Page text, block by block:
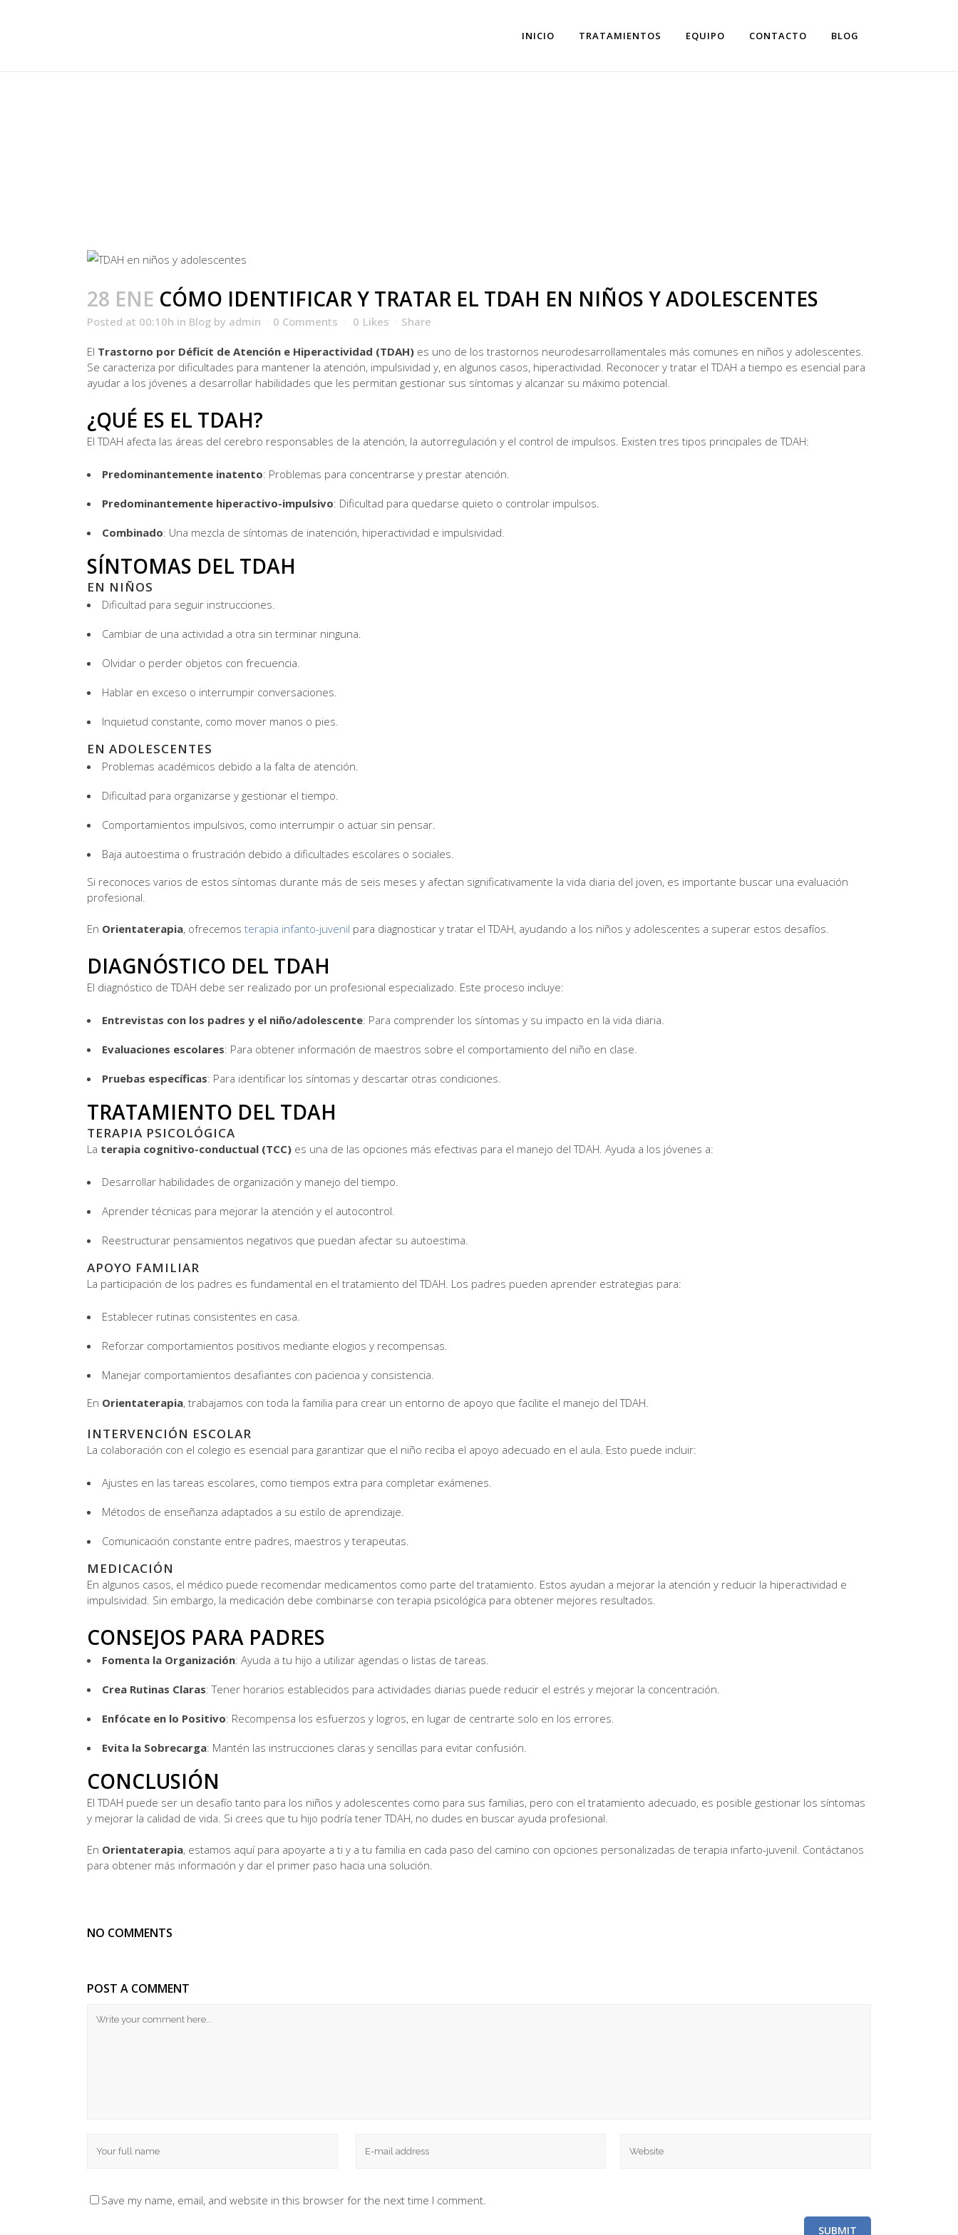
INICIO TRATAMIENTOS EQUIPO CONTACTO BLOG
28 ENE CÓMO IDENTIFICAR Y TRATAR EL TDAH EN NIÑOS Y ADOLESCENTES
Posted at 00:10h in Blog by admin 0 Comments 0 Likes Share
El Trastorno por Déficit de Atención e Hiperactividad (TDAH) es uno de los trastornos neurodesarrollamentales más comunes en niños y adolescentes.
Se caracteriza por dificultades para mantener la atención, impulsividad y, en algunos casos, hiperactividad. Reconocer y tratar el TDAH a tiempo es esencial para
ayudar a los jóvenes a desarrollar habilidades que les permitan gestionar sus síntomas y alcanzar su máximo potencial.
¿QUÉ ES EL TDAH?
El TDAH afecta las áreas del cerebro responsables de la atención, la autorregulación y el control de impulsos. Existen tres tipos principales de TDAH:
Predominantemente inatento: Problemas para concentrarse y prestar atención.
Predominantemente hiperactivo-impulsivo: Dificultad para quedarse quieto o controlar impulsos.
Combinado: Una mezcla de síntomas de inatención, hiperactividad e impulsividad.
SÍNTOMAS DEL TDAH
EN NIÑOS
Dificultad para seguir instrucciones.
Cambiar de una actividad a otra sin terminar ninguna.
Olvidar o perder objetos con frecuencia.
Hablar en exceso o interrumpir conversaciones.
Inquietud constante, como mover manos o pies.
EN ADOLESCENTES
Problemas académicos debido a la falta de atención.
Dificultad para organizarse y gestionar el tiempo.
Comportamientos impulsivos, como interrumpir o actuar sin pensar.
Baja autoestima o frustración debido a dificultades escolares o sociales.
Si reconoces varios de estos síntomas durante más de seis meses y afectan significativamente la vida diaria del joven, es importante buscar una evaluación
profesional.
En Orientaterapia, ofrecemos terapia infanto-juvenil para diagnosticar y tratar el TDAH, ayudando a los niños y adolescentes a superar estos desafíos.
DIAGNÓSTICO DEL TDAH
El diagnóstico de TDAH debe ser realizado por un profesional especializado. Este proceso incluye:
Entrevistas con los padres y el niño/adolescente: Para comprender los síntomas y su impacto en la vida diaria.
Evaluaciones escolares: Para obtener información de maestros sobre el comportamiento del niño en clase.
Pruebas específicas: Para identificar los síntomas y descartar otras condiciones.
TRATAMIENTO DEL TDAH
TERAPIA PSICOLÓGICA
La terapia cognitivo-conductual (TCC) es una de las opciones más efectivas para el manejo del TDAH. Ayuda a los jóvenes a:
Desarrollar habilidades de organización y manejo del tiempo.
Aprender técnicas para mejorar la atención y el autocontrol.
Reestructurar pensamientos negativos que puedan afectar su autoestima.
APOYO FAMILIAR
La participación de los padres es fundamental en el tratamiento del TDAH. Los padres pueden aprender estrategias para:
Establecer rutinas consistentes en casa.
Reforzar comportamientos positivos mediante elogios y recompensas.
Manejar comportamientos desafiantes con paciencia y consistencia.
En Orientaterapia, trabajamos con toda la familia para crear un entorno de apoyo que facilite el manejo del TDAH.
INTERVENCIÓN ESCOLAR
La colaboración con el colegio es esencial para garantizar que el niño reciba el apoyo adecuado en el aula. Esto puede incluir:
Ajustes en las tareas escolares, como tiempos extra para completar exámenes.
Métodos de enseñanza adaptados a su estilo de aprendizaje.
Comunicación constante entre padres, maestros y terapeutas.
MEDICACIÓN
En algunos casos, el médico puede recomendar medicamentos como parte del tratamiento. Estos ayudan a mejorar la atención y reducir la hiperactividad e
impulsividad. Sin embargo, la medicación debe combinarse con terapia psicológica para obtener mejores resultados.
CONSEJOS PARA PADRES
Fomenta la Organización: Ayuda a tu hijo a utilizar agendas o listas de tareas.
Crea Rutinas Claras: Tener horarios establecidos para actividades diarias puede reducir el estrés y mejorar la concentración.
Enfócate en lo Positivo: Recompensa los esfuerzos y logros, en lugar de centrarte solo en los errores.
Evita la Sobrecarga: Mantén las instrucciones claras y sencillas para evitar confusión.
CONCLUSIÓN
El TDAH puede ser un desafío tanto para los niños y adolescentes como para sus familias, pero con el tratamiento adecuado, es posible gestionar los síntomas
y mejorar la calidad de vida. Si crees que tu hijo podría tener TDAH, no dudes en buscar ayuda profesional.
En Orientaterapia, estamos aquí para apoyarte a ti y a tu familia en cada paso del camino con opciones personalizadas de terapia infarto-juvenil. Contáctanos
para obtener más información y dar el primer paso hacia una solución.
NO COMMENTS
POST A COMMENT
Save my name, email, and website in this browser for the next time I comment.